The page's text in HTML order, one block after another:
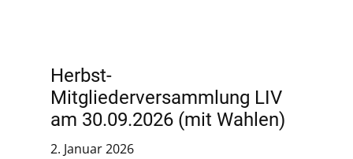
Herbst-
Mitgliederversammlung LIV
am 30.09.2026 (mit Wahlen)
2. Januar 2026